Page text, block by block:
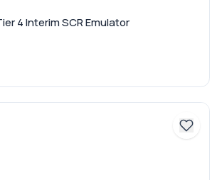
4 Interim SCR Emulator